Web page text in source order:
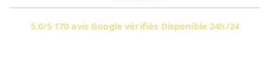
5.0/5·170 avis Google vérifiés·Disponible 24h/24